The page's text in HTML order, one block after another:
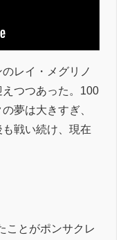
レイ・メグリノ
つつあった。100
夢は大きすぎ、
戦い続け、現在
ことがポンサクレ